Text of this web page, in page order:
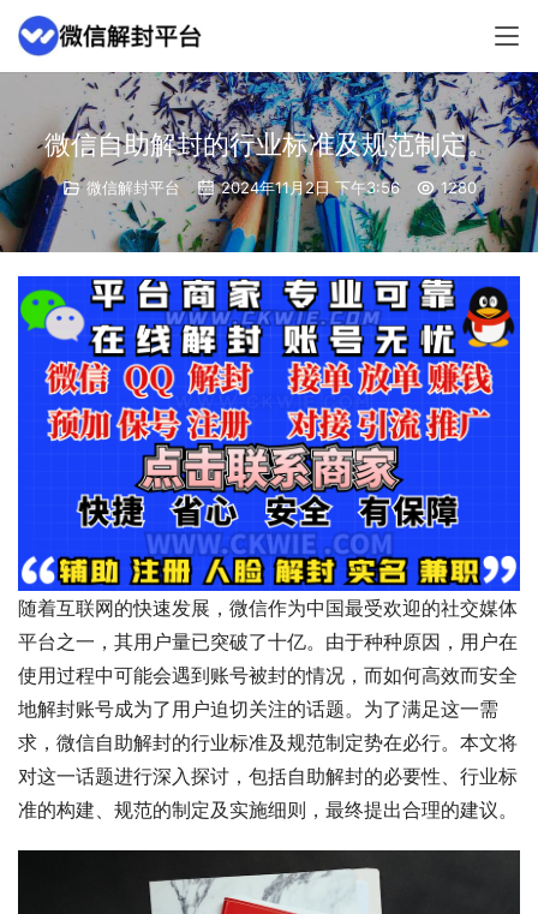
微信自助解封的行业标准及规范制定。
微信解封平台 2024年11月2日 下午3:56 1280
随着互联网的快速发展，微信作为中国最受欢迎的社交媒体
平台之一，其用户量已突破了十亿。由于种种原因，用户在
使用过程中可能会遇到账号被封的情况，而如何高效而安全
地解封账号成为了用户迫切关注的话题。为了满足这一需
求，微信自助解封的行业标准及规范制定势在必行。本文将
对这一话题进行深入探讨，包括自助解封的必要性、行业标
准的构建、规范的制定及实施细则，最终提出合理的建议。